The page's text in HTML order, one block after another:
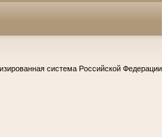
система Российской